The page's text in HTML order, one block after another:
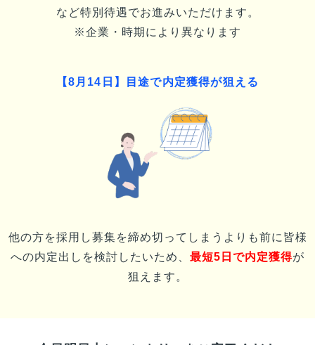
など特別待遇でお進みいただけます。
※企業・時期により異なります
【8月14日 】目途で内定獲得が狙える
他の方を採用し募集を締め切ってしまうよりも前に 皆様
への内定出しを検討したいため、 最短5日で内定獲得が
狙えます。